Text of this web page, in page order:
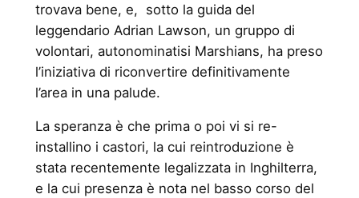
trovava bene, e, sotto la guida del
leggendario Adrian Lawson, un gruppo di
volontari, autonominatisi Marshians, ha preso
l’iniziativa di riconvertire definitivamente
l’area in una palude.
La speranza è che prima o poi vi si re-
installino i castori, la cui reintroduzione è
stata recentemente legalizzata in Inghilterra,
e la cui presenza è nota nel basso corso del